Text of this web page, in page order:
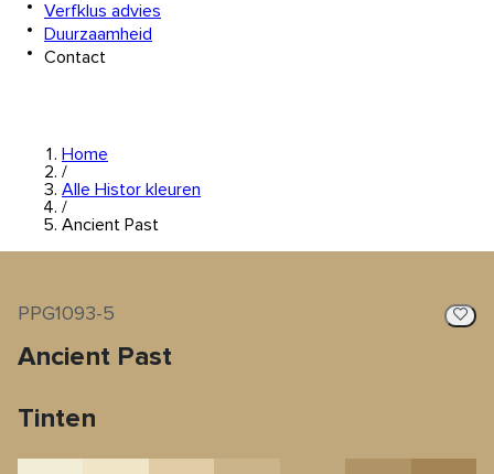
Verfklus advies
Duurzaamheid
Contact
Home
/
Alle Histor kleuren
/
Ancient Past
PPG1093-5
Ancient Past
Tinten